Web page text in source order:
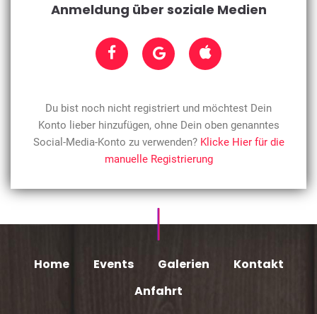
Anmeldung über soziale Medien
Du bist noch nicht registriert und möchtest Dein
Konto lieber hinzufügen, ohne Dein oben genanntes
Social-Media-Konto zu verwenden? Klicke Hier für die
manuelle Registrierung
Home Events Galerien
Kontakt
Anfahrt